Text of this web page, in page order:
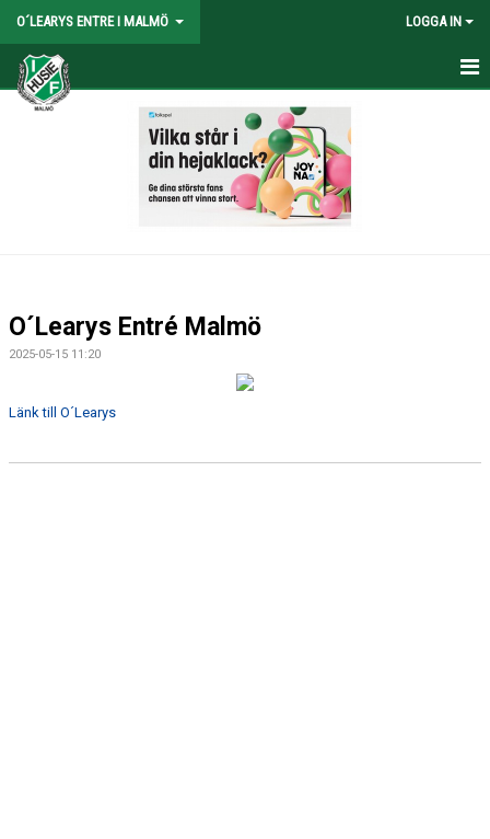
O´LEARYS ENTRE I MALMÖ LOGGA IN
HEM
O´Learys Entré Malmö
2025-05-15 11:20
Länk till O´Learys